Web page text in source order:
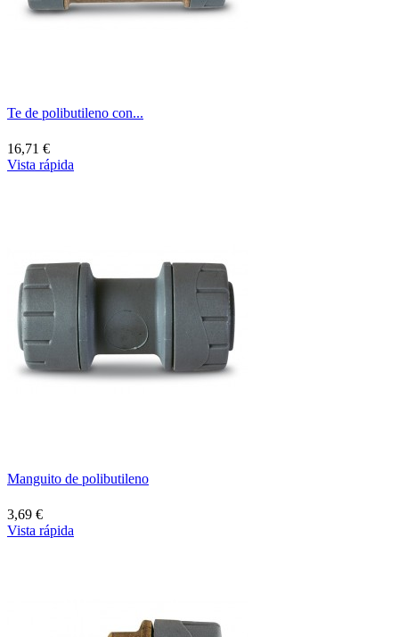
Te de polibutileno con...
16,71 €
Vista rápida
Manguito de polibutileno
3,69 €
Vista rápida